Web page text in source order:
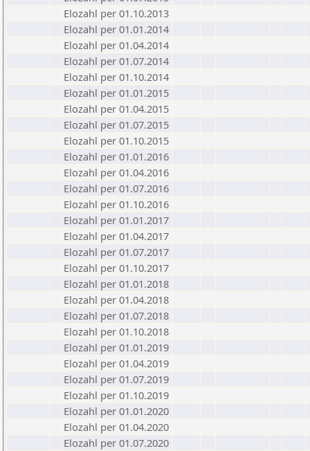
Elozahl per 01.10.2013
Elozahl per 01.01.2014
Elozahl per 01.04.2014
Elozahl per 01.07.2014
Elozahl per 01.10.2014
Elozahl per 01.01.2015
Elozahl per 01.04.2015
Elozahl per 01.07.2015
Elozahl per 01.10.2015
Elozahl per 01.01.2016
Elozahl per 01.04.2016
Elozahl per 01.07.2016
Elozahl per 01.10.2016
Elozahl per 01.01.2017
Elozahl per 01.04.2017
Elozahl per 01.07.2017
Elozahl per 01.10.2017
Elozahl per 01.01.2018
Elozahl per 01.04.2018
Elozahl per 01.07.2018
Elozahl per 01.10.2018
Elozahl per 01.01.2019
Elozahl per 01.04.2019
Elozahl per 01.07.2019
Elozahl per 01.10.2019
Elozahl per 01.01.2020
Elozahl per 01.04.2020
Elozahl per 01.07.2020